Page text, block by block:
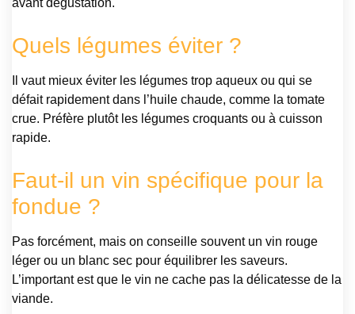
avant dégustation.
Quels légumes éviter ?
Il vaut mieux éviter les légumes trop aqueux ou qui se
défait rapidement dans l’huile chaude, comme la tomate
crue. Préfère plutôt les légumes croquants ou à cuisson
rapide.
Faut-il un vin spécifique pour la
fondue ?
Pas forcément, mais on conseille souvent un vin rouge
léger ou un blanc sec pour équilibrer les saveurs.
L’important est que le vin ne cache pas la délicatesse de la
viande.